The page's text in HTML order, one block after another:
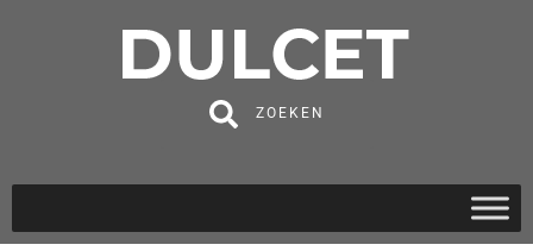
ZOEKEN